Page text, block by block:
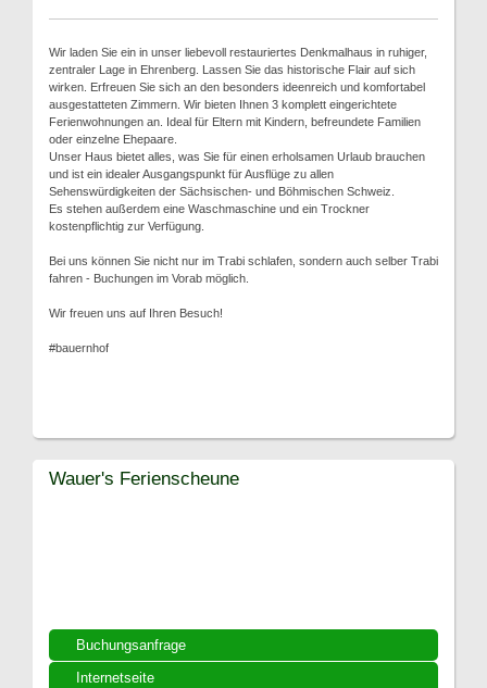
Wir laden Sie ein in unser liebevoll restauriertes Denkmalhaus in ruhiger,
zentraler Lage in Ehrenberg. Lassen Sie das historische Flair auf sich
wirken. Erfreuen Sie sich an den besonders ideenreich und komfortabel
ausgestatteten Zimmern. Wir bieten Ihnen 3 komplett eingerichtete
Ferienwohnungen an. Ideal für Eltern mit Kindern, befreundete Familien
oder einzelne Ehepaare.
Unser Haus bietet alles, was Sie für einen erholsamen Urlaub brauchen
und ist ein idealer Ausgangspunkt für Ausflüge zu allen
Sehenswürdigkeiten der Sächsischen- und Böhmischen Schweiz.
Es stehen außerdem eine Waschmaschine und ein Trockner
kostenpflichtig zur Verfügung.
Bei uns können Sie nicht nur im Trabi schlafen, sondern auch selber Trabi
fahren - Buchungen im Vorab möglich.
Wir freuen uns auf Ihren Besuch!
#bauernhof
Buchungsanfrage
Internetseite
Wauer's Ferienscheune